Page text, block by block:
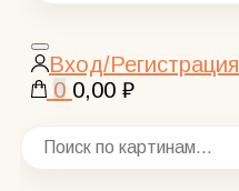
Закрыть
поиск
Вход/Регистрация
0 0,00 ₽